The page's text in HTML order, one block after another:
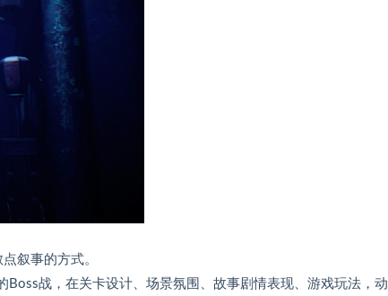
叙事的方式。
战，在关卡设计、场景氛围、故事剧情表现、游戏玩法，动